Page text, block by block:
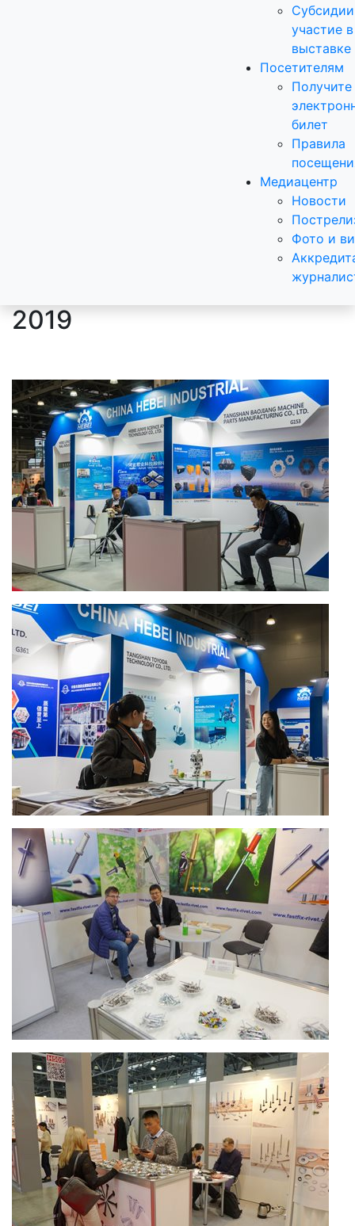
участие в
выставке
Посетителям
Получите
билет
Правила
Медиацентр
Новости
Фото и
2019